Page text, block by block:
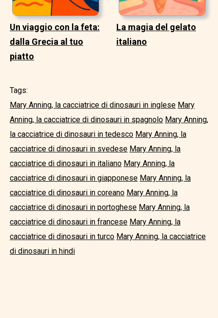
Un viaggio con la feta:
dalla Grecia al tuo
piatto
La magia del gelato
italiano
Tags:
Mary Anning, la cacciatrice di dinosauri in inglese Mary
Anning, la cacciatrice di dinosauri in spagnolo Mary Anning,
la cacciatrice di dinosauri in tedesco Mary Anning, la
cacciatrice di dinosauri in svedese Mary Anning, la
cacciatrice di dinosauri in italiano Mary Anning, la
cacciatrice di dinosauri in giapponese Mary Anning, la
cacciatrice di dinosauri in coreano Mary Anning, la
cacciatrice di dinosauri in portoghese Mary Anning, la
cacciatrice di dinosauri in francese Mary Anning, la
cacciatrice di dinosauri in turco Mary Anning, la cacciatrice
di dinosauri in hindi